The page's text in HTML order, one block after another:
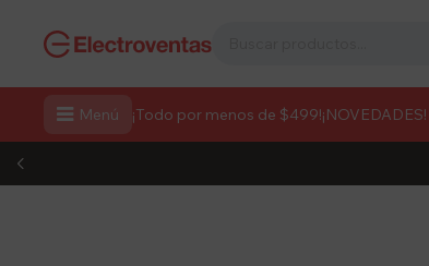
 Menú ¡Todo por menos de $499!¡NOVEDADES!